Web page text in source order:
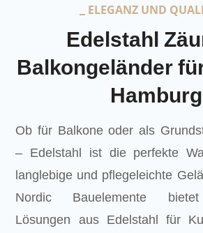
ELEGANZ UND
Edelstahl
Balkongeländer
Hamburg
Ob für Balkone oder als
– Edelstahl ist die perfekte
langlebige und pflegeleichte
Nordic Bauelemente bietet
Lösungen aus Edelstahl für